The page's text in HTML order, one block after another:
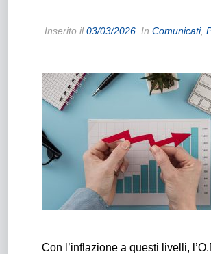
Inserito il03/03/2026 In Comunicati,
Con l’inflazione a questi livelli,